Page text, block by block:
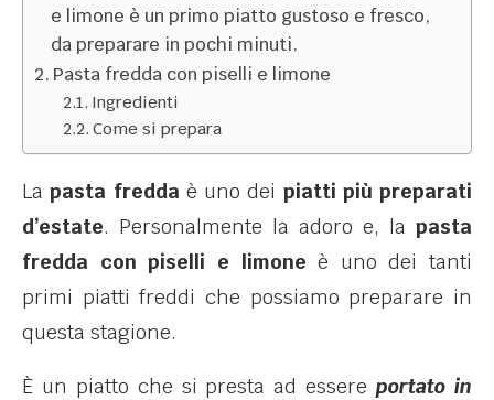
e limone è un primo piatto gustoso e fresco,
da preparare in pochi minuti.
Pasta fredda con piselli e limone
Ingredienti
Come si prepara
Lapasta fredda è uno dei piatti più preparati
d’estate. Personalmente la adoro e, la pasta
fredda con piselli e limone è uno dei tanti
primi piatti freddi che possiamo preparare in
questa stagione.
È un piatto che si presta ad essereportato in